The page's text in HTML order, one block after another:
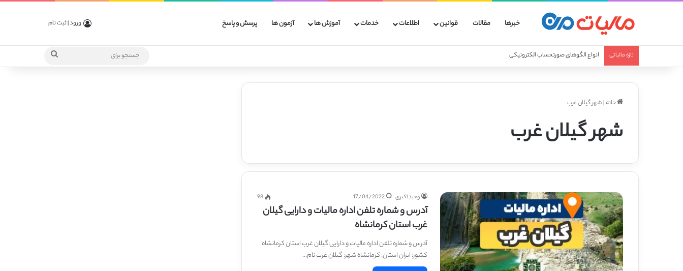
خبرها مقالات قوانین اطلاعات خدمات آموزش ها آزمون ها پرسش و پاسخ ورود | ثبت نام
تازه مالیاتی انواع الگوهای صورتحساب الکترونیکی
جستجو
خانه|شهر گیلان غرب
شهر گیلان غرب
وحید اکبری 17/04/2022
98
آدرس و شماره تلفن اداره مالیات و دارایی گیلان
غرب استان کرمانشاه
آدرس و شماره تلفن اداره مالیات و دارایی گیلان غرب استان کرمانشاه
کشور: ایران استان: کرمانشاه شهر: گیلان غرب نام…